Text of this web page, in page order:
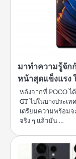
มาทำความรู้จัก
หน้าสุดแข็งแรง
หลังจากที่ POCO ไ
GT ไปในบางประเ
เตรียมความพร้อมจ
จริง ๆ แล้วมัน …